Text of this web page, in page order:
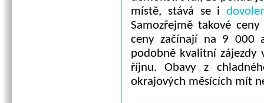
místě, stává se i
Samozřejmě takové
ceny začínají na 9 000
podobně kvalitní zájezdy
říjnu. Obavy z
okrajových měsících mít